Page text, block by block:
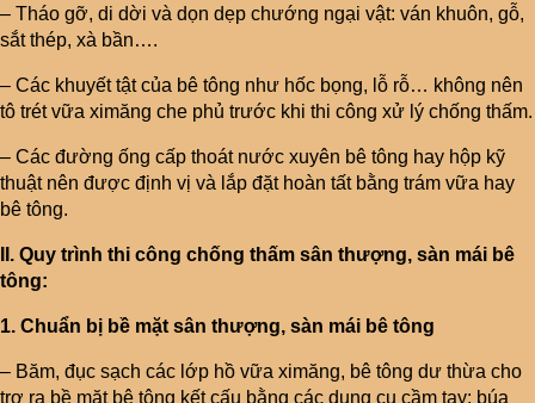
– Tháo gỡ, di dời và dọn dẹp chướng ngại vật: ván khuôn, gỗ,
sắt thép, xà bần….
– Các khuyết tật của bê tông như hốc bọng, lỗ rỗ… không nên
tô trét vữa ximăng che phủ trước khi thi công xử lý chống thấm.
– Các đường ống cấp thoát nước xuyên bê tông hay hộp kỹ
thuật nên được định vị và lắp đặt hoàn tất bằng trám vữa hay
bê tông.
II. Quy trình thi công chống thấm sân thượng, sàn mái bê
tông:
1. Chuẩn bị bề mặt sân thượng, sàn mái bê tông
– Băm, đục sạch các lớp hồ vữa ximăng, bê tông dư thừa cho
trơ ra bề mặt bê tông kết cấu bằng các dụng cụ cầm tay: búa